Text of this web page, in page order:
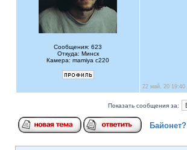
Сообщения: 623
Откуда: Минск
Камера: mamiya c220
22 май, 20 19:40
Показать сообщения за:
Байонет?